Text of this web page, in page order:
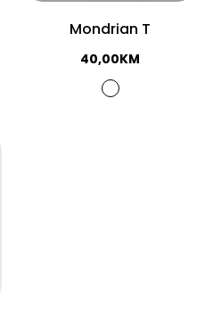
Mondrian T
40,00KM